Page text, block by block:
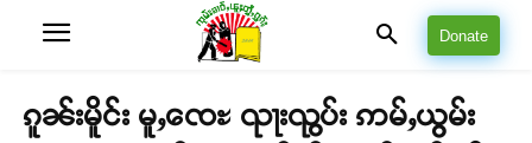
Donate
ၵူၼ်းမိူင်း မူႇၸေႊ ၺႃးၺွပ်း ဢမ်ႇယွမ်း